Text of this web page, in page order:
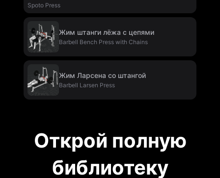
Spoto Press
Жим штанги лёжа с цепями
Barbell Bench Press with Chains
Жим Ларсена со штангой
Barbell Larsen Press
Открой полную
библиотеку